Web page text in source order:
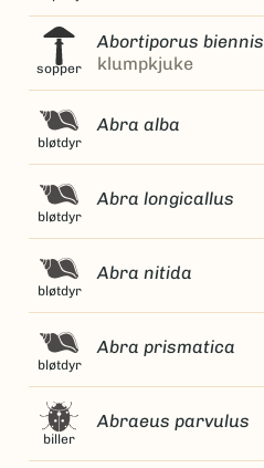
sopper
Abortiporus biennis
klumpkjuke
bløtdyr
Abra alba
bløtdyr
Abra longicallus
bløtdyr
Abra nitida
bløtdyr
Abra prismatica
biller
Abraeus parvulus